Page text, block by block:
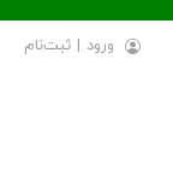
ورود | ثبت‌نام